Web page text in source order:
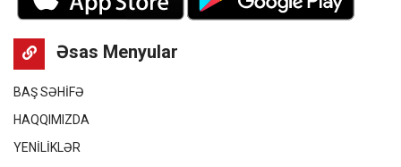
Əsas Menyular
BAŞ SƏHİFƏ
HAQQIMIZDA
YENİLİKLƏR